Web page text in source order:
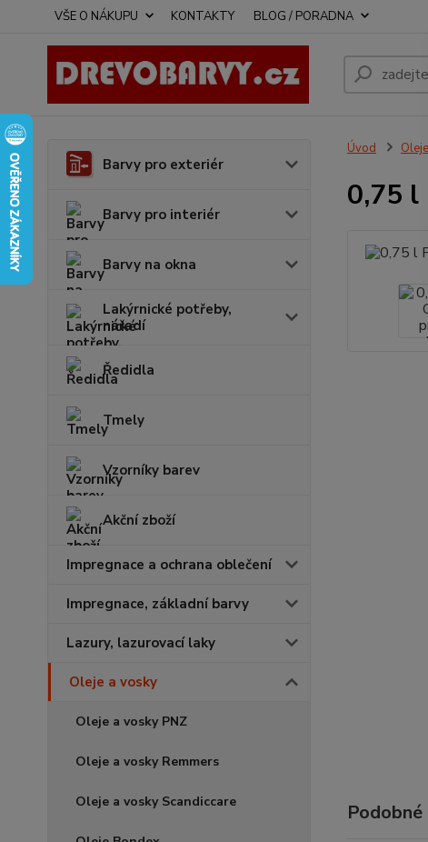
VŠE O NÁKUPU KONTAKTY BLOG / PORADNA
Barvy pro exteriér
Barvy pro interiér
Barvy na okna
Lakýrnické potřeby,
nářadí
Ředidla
Tmely
Vzorníky barev
Akční zboží
Impregnace a ochrana oblečení
Impregnace, základní barvy
Lazury, lazurovací laky
Oleje a vosky
Oleje a vosky PNZ
Oleje a vosky Remmers
Oleje a vosky Scandiccare
Úvod
0,75 l